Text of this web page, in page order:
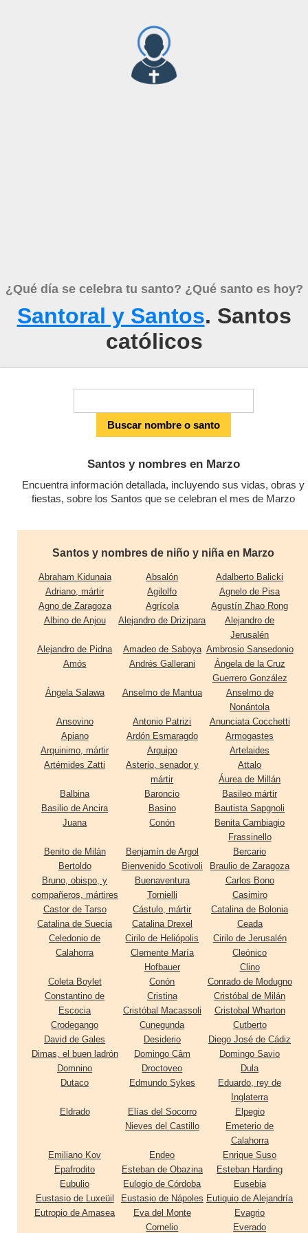
¿Qué día se celebra tu santo? ¿Qué santo es hoy?
Santoral y Santos. Santos
católicos
Santos y nombres en Marzo
Encuentra información detallada, incluyendo sus vidas, obras y
fiestas, sobre los Santos que se celebran el mes de Marzo
Santos y nombres de niño y niña en Marzo
Abraham Kidunaia Absalón
Adalberto Balicki
Adriano, mártir
Agilolfo
Agnelo de Pisa
Agno de Zaragoza
Agrícola
Agustín Zhao Rong
Albino de Anjou
Alejandro de Drizipara
Alejandro de
Jerusalén
Alejandro de Pidna
Amadeo de Saboya Ambrosio Sansedonio
Amós
Andrés Gallerani
Ángela de la Cruz
Guerrero González
Ángela Salawa
Anselmo de Mantua
Anselmo de
Nonántola
Ansovino
Antonio Patrizi
Anunciata Cocchetti
Apiano
Ardón Esmaragdo
Armogastes
Arquinimo, mártir
Arquipo
Artelaides
Artémides Zatti
Asterio, senador y
mártir
Attalo
Áurea de Millán
Balbina
Baroncio
Basileo mártir
Basilio de Ancira
Basino
Bautista Sapgnoli
Juana
Conón
Benita Cambiagio
Frassinello
Benito de Milán
Benjamín de Argol
Bercario
Bertoldo
Bienvenido Scotivoli
Braulio de Zaragoza
Bruno, obispo, y
compañeros, mártires
Buenaventura
Tornielli
Carlos Bono
Casimiro
Castor de Tarso
Cástulo, mártir
Catalina de Bolonia
Catalina de Suecia
Catalina Drexel
Ceada
Celedonio de
Calahorra
Cirilo de Heliópolis
Cirilo de Jerusalén
Clemente María
Hofbauer
Cleónico
Clino
Coleta Boylet
Conón
Conrado de Modugno
Constantino de
Escocia
Cristina
Cristóbal de Milán
Cristóbal Macassoli
Cristobal Wharton
Crodegango
Cunegunda
Cutberto
David de Gales
Desiderio
Diego José de Cádiz
Dimas, el buen ladrón
Domingo Câm
Domingo Savio
Domnino
Droctoveo
Dula
Dutaco
Edmundo Sykes
Eduardo, rey de
Inglaterra
Eldrado
Elías del Socorro
Nieves del Castillo
Elpegio
Emeterio de
Calahorra
Emiliano Kov
Endeo
Enrique Suso
Epafrodito
Esteban de Obazina
Esteban Harding
Eubulio
Eulogio de Córdoba
Eusebia
Eustasio de Luxeüil
Eustasio de Nápoles Eutiquio de Alejandría
Eutropio de Amasea
Eva del Monte
Cornelio
Evagrio
Everado